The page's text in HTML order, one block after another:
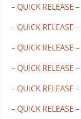
– QUICK RELEASE
– QUICK RELEASE
– QUICK RELEASE
– QUICK RELEASE
– QUICK RELEASE
– QUICK RELEASE